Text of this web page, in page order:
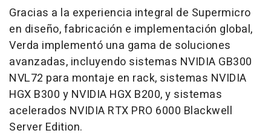
Gracias a la experiencia integral de Supermicro
en diseño, fabricación e implementación global,
Verda implementó una gama de soluciones
avanzadas, incluyendo sistemas NVIDIA GB300
NVL72 para montaje en rack, sistemas NVIDIA
HGX B300 y NVIDIA HGX B200, y sistemas
acelerados NVIDIA RTX PRO 6000 Blackwell
Server Edition.